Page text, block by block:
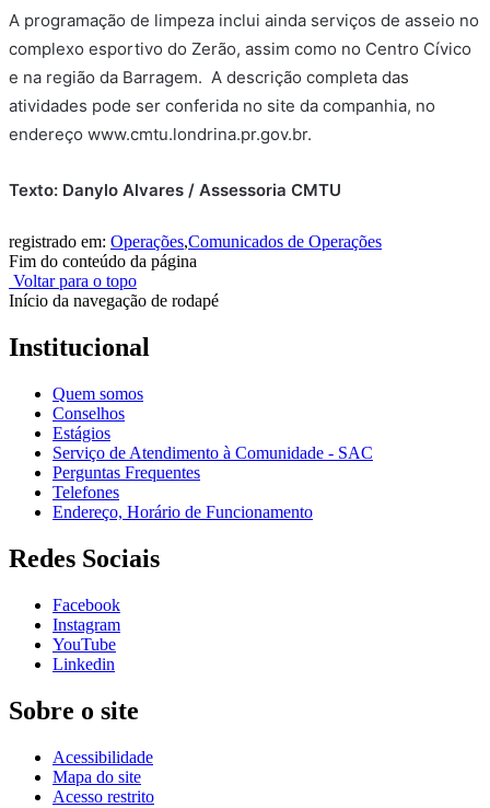
A programação de limpeza inclui ainda serviços de asseio no
complexo esportivo do Zerão, assim como no Centro Cívico
e na região da Barragem. A descrição completa das
atividades pode ser conferida no site da companhia, no
endereço www.cmtu.londrina.pr.gov.br.
Texto: Danylo Alvares / Assessoria CMTU
registrado em: Operações,Comunicados de Operações
Fim do conteúdo da página
Voltar para o topo
Início da navegação de rodapé
Institucional
Quem somos
Conselhos
Estágios
Serviço de Atendimento à Comunidade - SAC
Perguntas Frequentes
Telefones
Endereço, Horário de Funcionamento
Redes Sociais
Facebook
Instagram
YouTube
Linkedin
Sobre o site
Acessibilidade
Mapa do site
Acesso restrito